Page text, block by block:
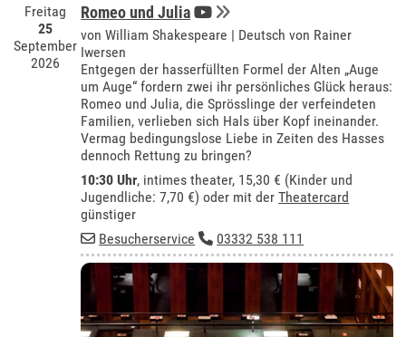
Freitag
25
September
2026
Romeo und Julia
von William Shakespeare | Deutsch von Rainer
Iwersen
Entgegen der hasserfüllten Formel der Alten „Auge
um Auge“ fordern zwei ihr persönliches Glück heraus:
Romeo und Julia, die Sprösslinge der verfeindeten
Familien, verlieben sich Hals über Kopf ineinander.
Vermag bedingungslose Liebe in Zeiten des Hasses
dennoch Rettung zu bringen?
10:30 Uhr, intimes theater, 15,30 € (Kinder und
Jugendliche: 7,70 €) oder mit derTheatercard
günstiger
Besucherservice
03332 538 111